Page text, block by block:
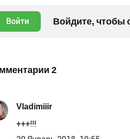
Войти Войдите, чтобы
2
Vladimiiir
+++!!!